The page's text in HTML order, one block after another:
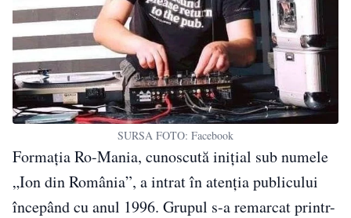
SURSA FOTO: Facebook
Formația Ro-Mania, cunoscută inițial sub numele
„Ion din România”, a intrat în atenția publicului
începând cu anul 1996. Grupul s-a remarcat printr-